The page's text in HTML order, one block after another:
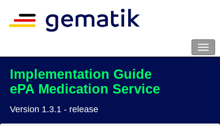
Implementation Guide
ePA Medication Service
Version 1.3.1 - release